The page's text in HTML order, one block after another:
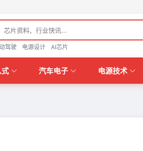
驾驶 电源设计 AI芯片
汽车电子 电源技术